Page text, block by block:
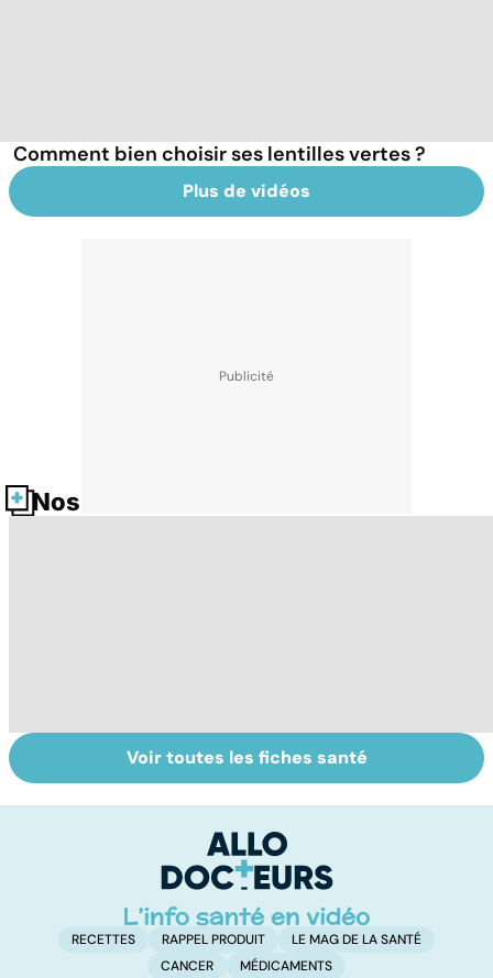
Comment bien choisir ses lentilles vertes ?
Plus de vidéos
Nos fiches santé
Grand froid : nos
conseils
Perturbateurs
endocriniens :
notre santé
Voir toutes les fiches santé
RECETTES RAPPEL PRODUIT
LE MAG DE LA SANTÉ
CANCER
MÉDICAMENTS